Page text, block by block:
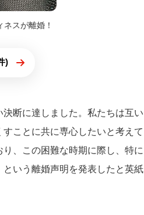
スが離婚！
)
断に達しました。私たちは互い
ことに共に専心したいと考えて
、この困難な時期に際し、特に
いう離婚声明を発表したと英紙